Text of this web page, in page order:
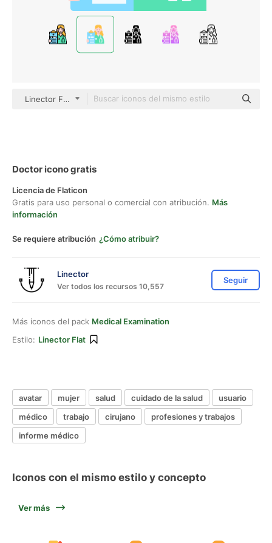
Linector Flat
Doctor icono gratis
Licencia de Flaticon
Gratis para uso personal o comercial con atribución. Más
información
Se requiere atribución ¿Cómo atribuir?
Linector
Ver todos los recursos 10,557
Seguir
Más iconos del pack Medical Examination
Estilo: Linector Flat
avatar mujer salud cuidado de la salud
usuario
médico
trabajo cirujano
profesiones y trabajos
informe médico
Iconos con el mismo estilo y concepto
Ver más